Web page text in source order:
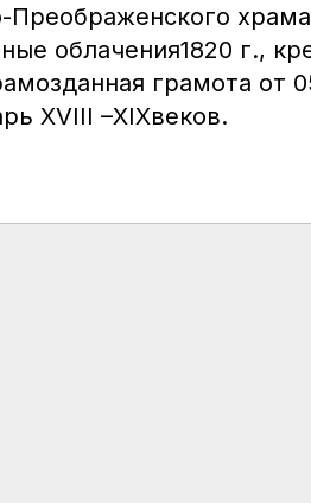
Преображенского
облачения1820 г.,
грамота от
XVIII –XIXвеков.